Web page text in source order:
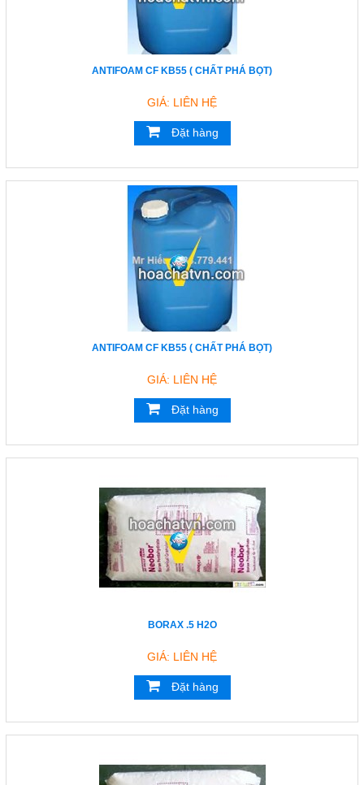
ANTIFOAM CF KB55 ( CHẤT PHÁ BỌT)
GIÁ: LIÊN HỆ
Đặt hàng
ANTIFOAM CF KB55 ( CHẤT PHÁ BỌT)
GIÁ: LIÊN HỆ
Đặt hàng
BORAX .5 H2O
GIÁ: LIÊN HỆ
Đặt hàng